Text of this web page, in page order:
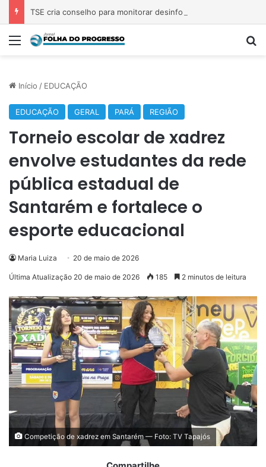
Menu
Início / EDUCAÇÃO
EDUCAÇÃO GERAL PARÁ REGIÃO
Torneio escolar de xadrez
envolve estudantes da rede
pública estadual de
Santarém e fortalece o
esporte educacional
Maria Luiza 20 de maio de 2026
Última Atualização 20 de maio de 2026 185 2 minutos de leitura
Competição de xadrez em Santarém — Foto: TV Tapajós